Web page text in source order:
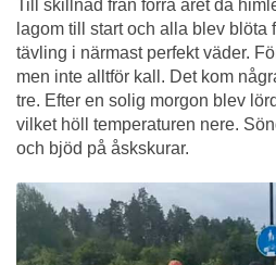
Till skillnad från förra året då
lagom till start och alla blev blöta
tävling i närmast perfekt väder.
men inte alltför kall. Det kom
tre. Efter en solig morgon blev
vilket höll temperaturen nere.
och bjöd på åskskurar.